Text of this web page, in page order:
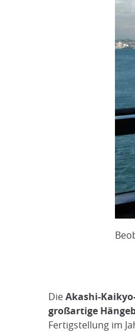
DieAkashi-
großartige
Fertigstellung im